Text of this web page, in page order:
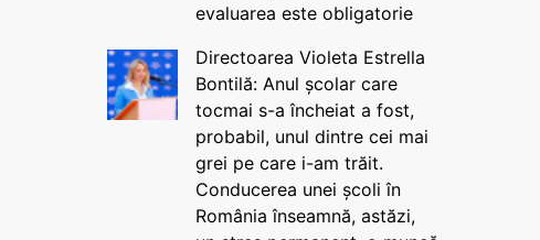
evaluarea este obligatorie
Directoarea Violeta Estrella
Bontilă: Anul școlar care
tocmai s-a încheiat a fost,
probabil, unul dintre cei mai
grei pe care i-am trăit.
Conducerea unei școli în
România înseamnă, astăzi,